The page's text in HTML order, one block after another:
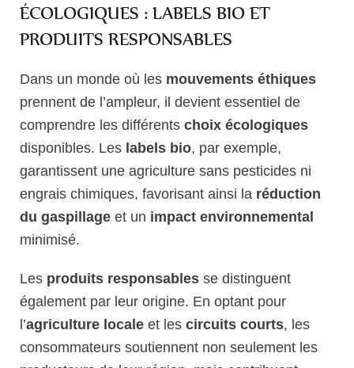
ÉCOLOGIQUES : LABELS BIO ET
PRODUITS RESPONSABLES
Dans un monde où les mouvements éthiques
prennent de l’ampleur, il devient essentiel de
comprendre les différents choix écologiques
disponibles. Les labels bio, par exemple,
garantissent une agriculture sans pesticides ni
engrais chimiques, favorisant ainsi la réduction
du gaspillage et un impact environnemental
minimisé.
Les produits responsables se distinguent
également par leur origine. En optant pour
l’agriculture locale et les circuits courts, les
consommateurs soutiennent non seulement les